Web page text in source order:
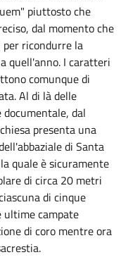
piuttosto che
dal momento che
ricondurre la
quell'anno. I caratteri
comunque di
Al di là delle
dal
presenta una
di Santa
quale è sicuramente
di circa 20 metri
di cinque
ultime campate
di coro mentre ora